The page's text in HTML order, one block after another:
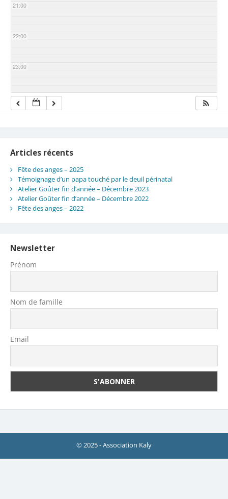
21:00
22:00
23:00
Articles récents
Fête des anges – 2025
Témoignage d’un papa touché par le deuil périnatal
Atelier Goûter fin d’année – Décembre 2023
Atelier Goûter fin d’année – Décembre 2022
Fête des anges – 2022
Newsletter
Prénom
Nom de famille
Email
© 2025 - Association Kaly